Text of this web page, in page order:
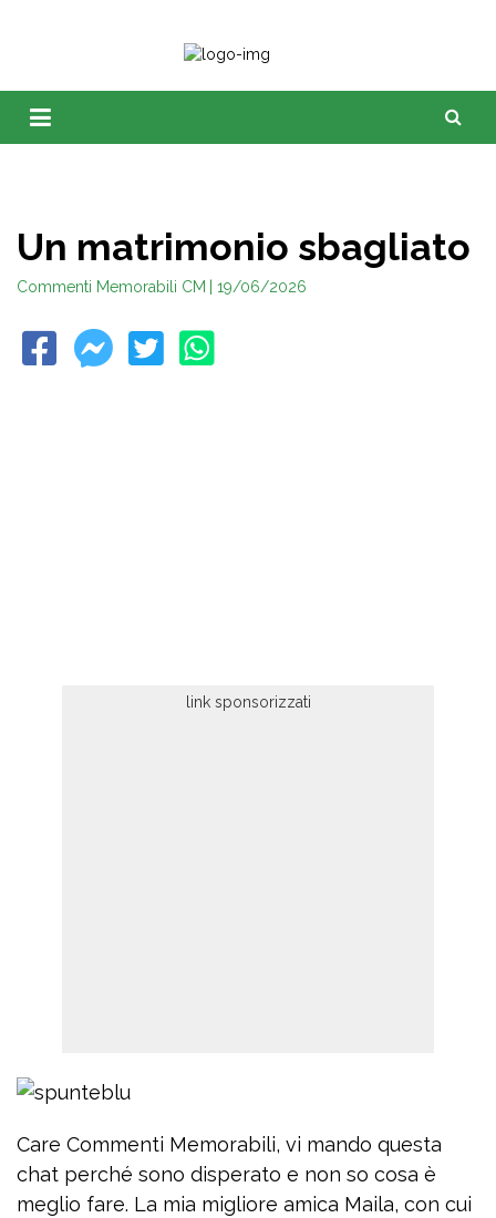
Un matrimonio sbagliato
Commenti Memorabili CM | 19/06/2026
Care Commenti Memorabili, vi mando questa
chat perché sono disperato e non so cosa è
meglio fare. La mia migliore amica Maila, con cui